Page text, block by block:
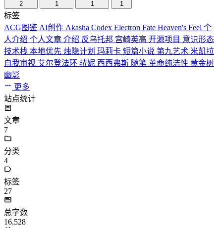
2 1 1 1
标签
ACG图鉴 AI创作 Akasha Codex Electron Fate Heaven's Feel 个
人介绍 个人文章 介绍 反乌托邦 宫崎英高 开源项目 意识形态
技术栈 本地优先 烛隐计划 玛莉卡 短篇小说 第九艺术 米凯拉
自我审视 艾尔登法环 菈妮 西西弗斯 随笔 革命纯洁性 黄金树
幽影
更多
站点统计
文章
7
分类
4
标签
27
总字数
16,528